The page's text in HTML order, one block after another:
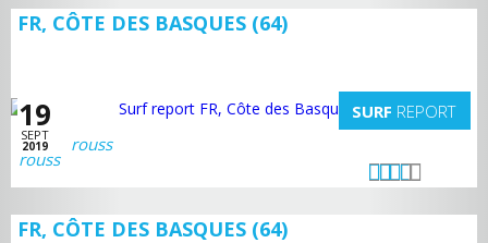
FR, CÔTE DES BASQUES (64)
19
SEPT
2019
SURF REPORT
rouss
FR, CÔTE DES BASQUES (64)